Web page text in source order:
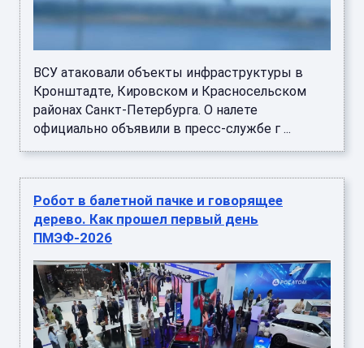
ВСУ атаковали объекты инфраструктуры в
Кронштадте, Кировском и Красносельском
районах Санкт-Петербурга. О налете
официально объявили в пресс-службе г ...
Робот в балетной пачке и говорящее
дерево. Как прошел первый день
ПМЭФ-2026